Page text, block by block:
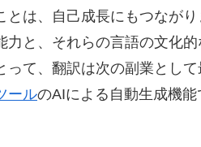
とは、自己成長にもつなが
力と、それらの言語の文化
って、翻訳は次の副業として
ールのAIによる自動生成機